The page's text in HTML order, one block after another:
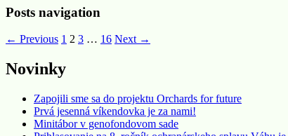
Posts navigation
← Previous 1 2 3 … 16 Next →
Novinky
Zapojili sme sa do projektu Orchards for future
Prvá jesenná víkendovka je za nami!
Minitábor v genofondovom sade